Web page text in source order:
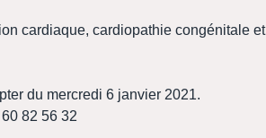
cardiaque, cardiopathie congénitale et
du mercredi 6 janvier 2021.
82 56 32